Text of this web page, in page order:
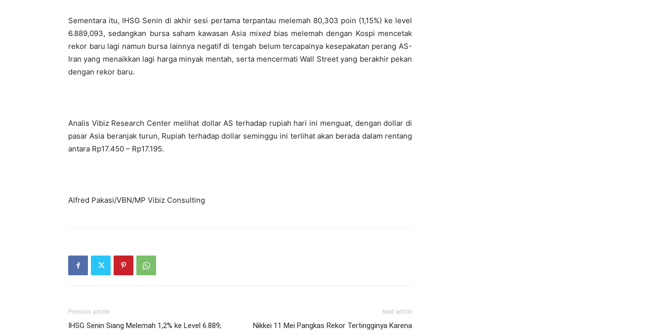
Sementara itu, IHSG Senin di akhir sesi pertama terpantau melemah 80,303 poin (1,15%) ke level
6.889,093, sedangkan bursa saham kawasan Asia mixedbias melemah dengan Kospi mencetak
rekor baru lagi namun bursa lainnya negatif di tengah belum tercapainya kesepakatan perang AS-
Iran yang menaikkan lagi harga minyak mentah, serta mencermati Wall Street yang berakhir pekan
dengan rekor baru.
Analis Vibiz Research Center melihat dollar AS terhadap rupiah hari ini menguat, dengan dollar di
pasar Asia beranjak turun, Rupiah terhadap dollar seminggu ini terlihat akan berada dalam rentang
antara Rp17.450 – Rp17.195.
Alfred Pakasi/VBN/MP Vibiz Consulting
Previous article
IHSG Senin Siang Melemah 1,2% ke Level 6.889;
Next article
Nikkei 11 Mei Pangkas Rekor Tertingginya Karena